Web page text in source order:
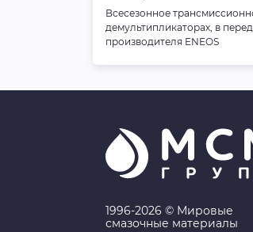
Всесезонное
демультипликаторах, в
производителя ENEOS
1996-2026 © Мировые
смазочные материалы